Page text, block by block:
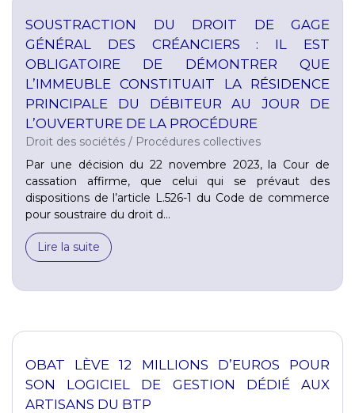
SOUSTRACTION DU DROIT DE GAGE
GÉNÉRAL DES CRÉANCIERS : IL EST
OBLIGATOIRE DE DÉMONTRER QUE
L’IMMEUBLE CONSTITUAIT LA RÉSIDENCE
PRINCIPALE DU DÉBITEUR AU JOUR DE
L’OUVERTURE DE LA PROCÉDURE
Droit des sociétés / Procédures collectives
Par une décision du 22 novembre 2023, la Cour de
cassation affirme, que celui qui se prévaut des
dispositions de l’article L.526-1 du Code de commerce
pour soustraire du droit d...
Lire la suite
OBAT LÈVE 12 MILLIONS D’EUROS POUR
SON LOGICIEL DE GESTION DÉDIÉ AUX
ARTISANS DU BTP